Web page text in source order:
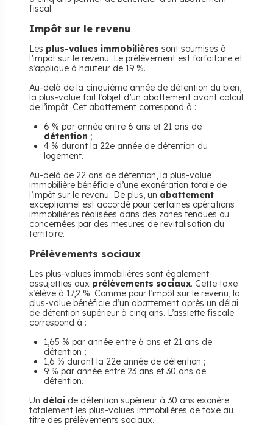
fiscal.
Impôt sur le revenu
Les plus-values immobilières sont soumises à
l’impôt sur le revenu. Le prélèvement est forfaitaire et
s’applique à hauteur de 19 %.
Au-delà de la cinquième année de détention du bien,
la plus-value fait l’objet d’un abattement avant calcul
de l’impôt. Cet abattement correspond à :
6 % par année entre 6 ans et 21 ans de
détention ;
4 % durant la 22e année de détention du
logement.
Au-delà de 22 ans de détention, la plus-value
immobilière bénéficie d’une exonération totale de
l’impôt sur le revenu. De plus, un abattement
exceptionnel est accordé pour certaines opérations
immobilières réalisées dans des zones tendues ou
concernées par des mesures de revitalisation du
territoire.
Prélèvements sociaux
Les plus-values immobilières sont également
assujetties aux prélèvements sociaux. Cette taxe
s’élève à 17,2 %. Comme pour l’impôt sur le revenu, la
plus-value bénéficie d’un abattement après un délai
de détention supérieur à cinq ans. L’assiette fiscale
correspond à :
1,65 % par année entre 6 ans et 21 ans de
détention ;
1,6 % durant la 22e année de détention ;
9 % par année entre 23 ans et 30 ans de
détention.
Un délai de détention supérieur à 30 ans exonère
totalement les plus-values immobilières de taxe au
titre des prélèvements sociaux.